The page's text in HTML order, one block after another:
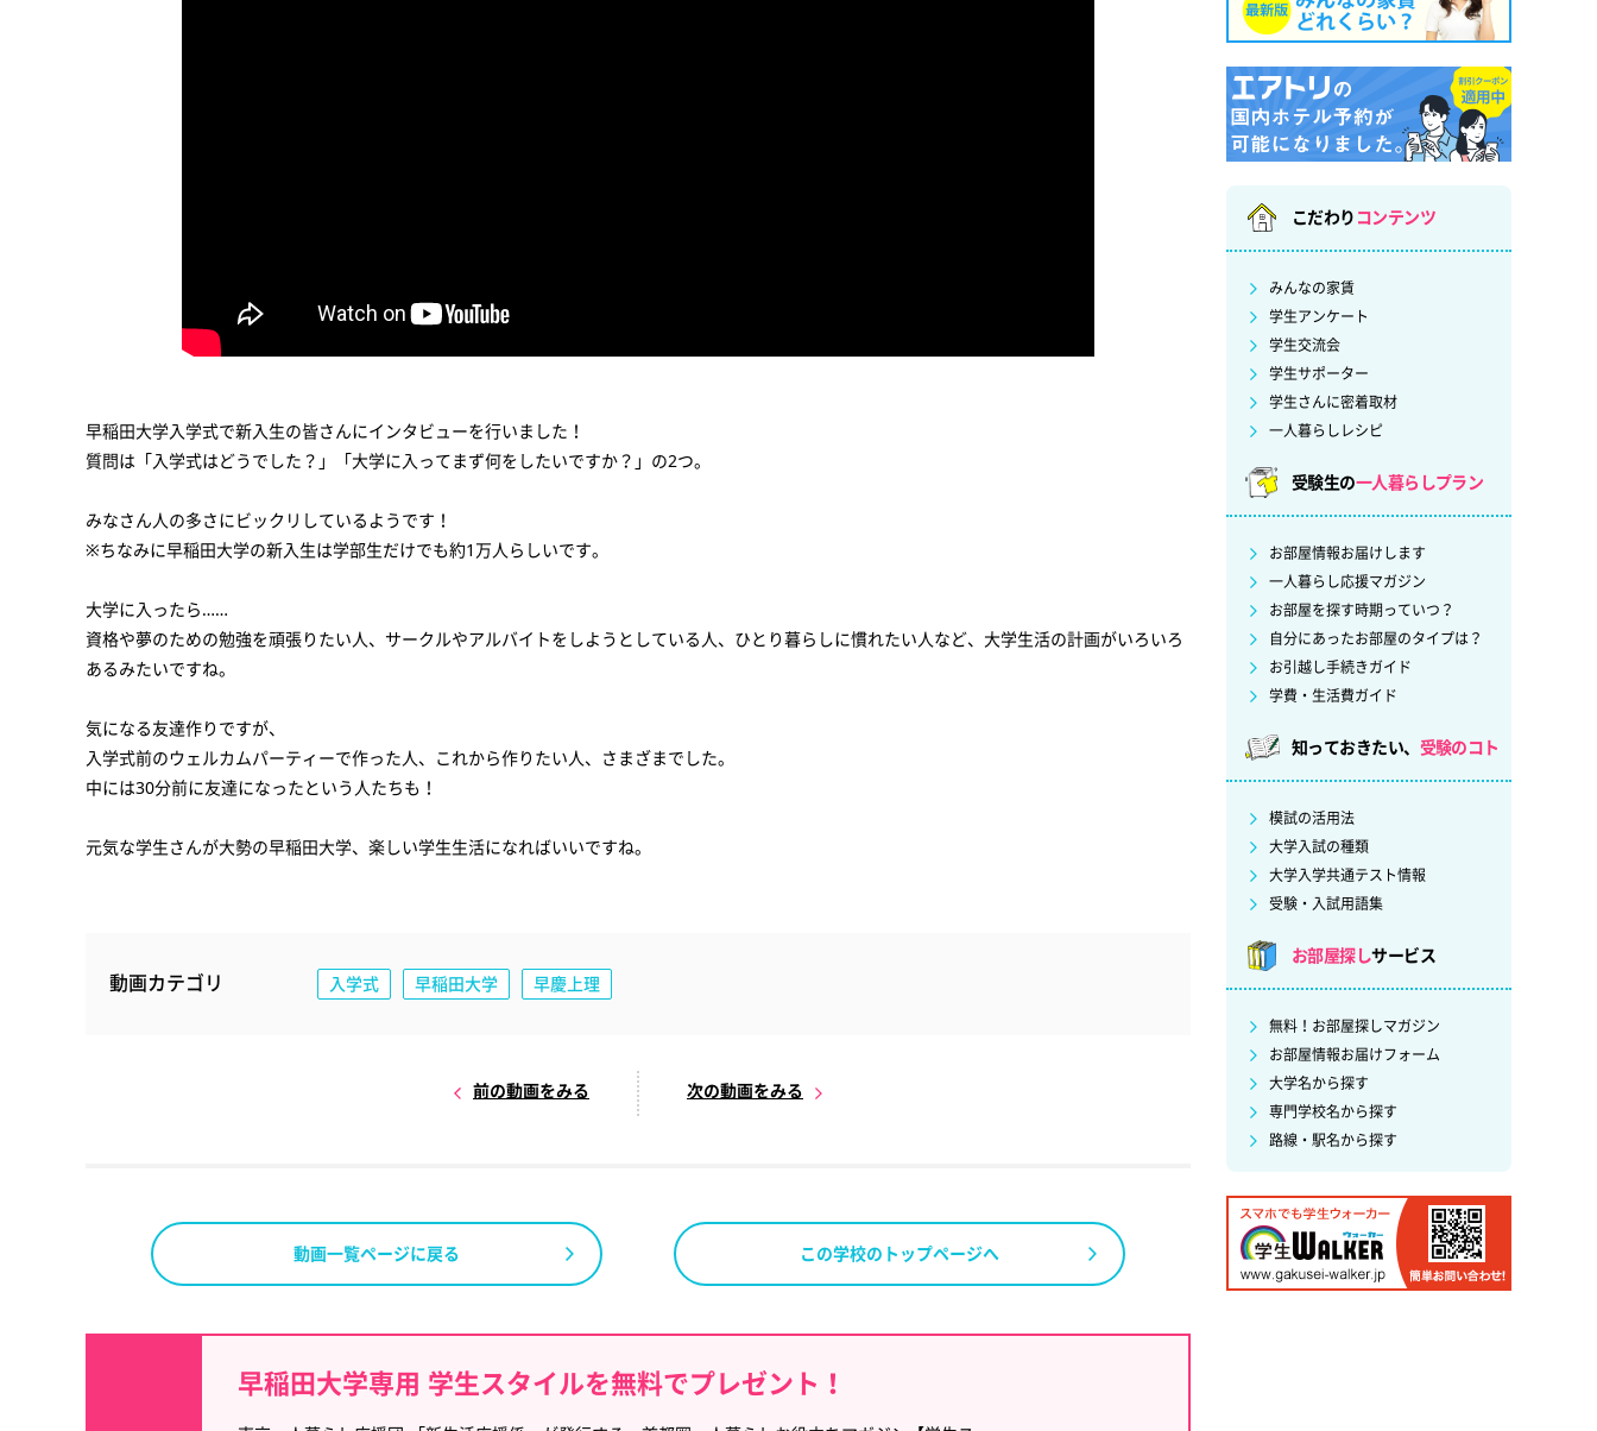
早稲田大学入学式で新入生の皆さんにインタビューを行いました！
質問は「入学式はどうでした？」「大学に入ってまず何をしたいですか？」の2つ。
みなさん人の多さにビックリしているようです！
※ちなみに早稲田大学の新入生は学部生だけでも約1万人らしいです。
大学に入ったら……
資格や夢のための勉強を頑張りたい人、サークルやアルバイトをしようとしている人、ひとり暮らしに慣れたい人など、大学生活の計画がいろいろ
あるみたいですね。
気になる友達作りですが、
入学式前のウェルカムパーティーで作った人、これから作りたい人、さまざまでした。
中には30分前に友達になったという人たちも！
元気な学生さんが大勢の早稲田大学、楽しい学生生活になればいいですね。
動画カテゴリ 入学式 早稲田大学 早慶上理
前の動画をみる 次の動画をみる
動画一覧ページに戻る この学校のトップページへ
早稲田大学専用 学生スタイルを無料でプレゼント！
こだわり コンテンツ
みんなの家賃
学生アンケート
学生交流会
学生サポーター
学生さんに密着取材
一人暮らしレシピ
受験生の一人暮らしプラン
お部屋情報お届けします
一人暮らし応援マガジン
お部屋を探す時期っていつ？
自分にあったお部屋のタイプは？
お引越し手続きガイド
学費・生活費ガイド
知っておきたい、 受験のコト
模試の活用法
大学入試の種類
大学入学共通テスト情報
受験・入試用語集
お部屋探しサービス
無料！お部屋探しマガジン
お部屋情報お届けフォーム
大学名から探す
専門学校名から探す
路線・駅名から探す